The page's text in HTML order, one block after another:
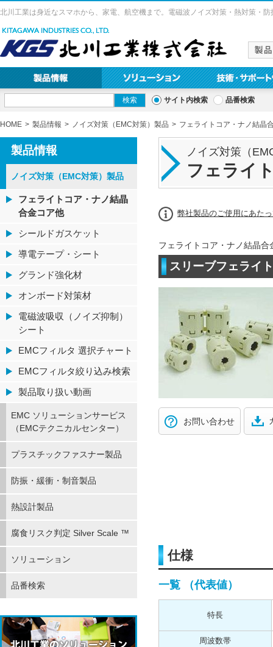
北川工業は身近なスマホから、家電、航空機まで。電磁波ノイズ対策・熱対策・
サイト内検索 品番検索
HOME 製品情報 ノイズ対策（EMC対策）製品 フェライトコア・ナノ結晶
ノイズ対策（
フェライ
弊社製品のご使用にあた
フェライトコア・ナノ結晶合
スリーブフェライ
お問い合わせ
仕様
一覧 （代表値）
特長
周波数帯
製品情報
ノイズ対策（EMC対策）製品
フェライトコア・ナノ結晶
合金コア他
シールドガスケット
導電テープ・シート
グランド強化材
オンボード対策材
電磁波吸収（ノイズ抑制）
シート
EMCフィルタ 選択チャート
EMCフィルタ絞り込み検索
製品取り扱い動画
EMC ソリューションサービス
（EMCテクニカルセンター）
プラスチックファスナー製品
防振・緩衝・制音製品
熱設計製品
腐食リスク判定 Silver Scale ™
ソリューション
品番検索